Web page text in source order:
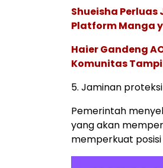
Shueisha Perluas
Platform Manga
Haier Gandeng
Komunitas
5. Jaminan
Pemerintah
yang akan
memperkuat